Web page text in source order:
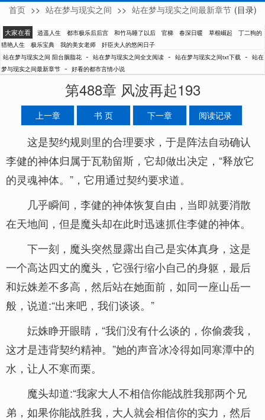
阳台胭脂花
首页 >> 站在梦与现实之间 >> 站在梦与现实之间最新章节 (目录)
大家在看 逍遥人生 都市极乐后后宫 和竹马睡了以后 官梯 春深日暖 草根崛起
丁二狗的
猎艳人生
极乐宝典 我的美女老师
奸臣夫人的悠闲日子
站在梦与现实之间 阳台胭脂花 - 站在梦与现实之间全文阅读 - 站在梦与现实之间txt下载 - 站在
梦与现实之间最新章节 - 好看的都市言情小说
第488章 风波再起193
上一章 书 页 下一章 阅读记录
这是契约规则里的合理要求，于是阵法自动确认
李健的神体归属于瓦勒留斯，它却做出决定，“释放它
的灵魂神体。”，它用通过契约要求道。
几乎瞬间，李健的神体恢复自由，当即就要消散
在天地间，但是魔头却在此时迅速抓住李健的神体。
下一刻，魔头突然显露出自己是实体真身，这是
一个高达四丈的魔头，它强行缩小自己的身躯，最后
和妘姝差不多高，然后站在她面前，如同一座山岳一
般，说道:“出来吧，我们谈谈。”
妘姝睁开眼睛，“我们没有什么谈的，你偷袭我，
这才是违背契约精神。”她的声音冰冷得如同寒潭中的
水，让人不寒而栗。
魔头却道:“我家大人不相信你能战胜我那两个兄
弟，如果你能战胜我，大人就会相信你的实力，然后